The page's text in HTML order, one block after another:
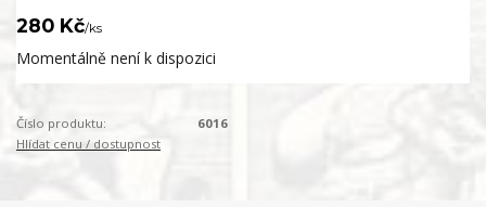
280 Kč/ks
Momentálně není k dispozici
Číslo produktu:
6016
Hlídat cenu / dostupnost